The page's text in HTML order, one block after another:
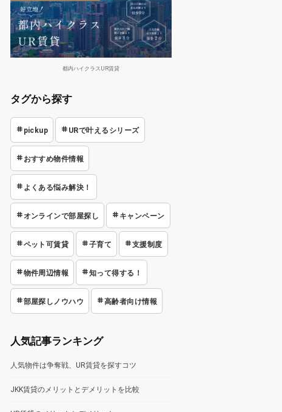
都内ハイクラスUR賃貸
タグから探す
pickup URで叶えるシリーズ
おすすめ物件情報
よくある悩み解決！
オンラインで部屋探し キャンペーン
ペット可賃貸 子育て 支援制度
物件周辺情報 知って得する！
部屋探しノウハウ 高齢者向け情報
人気記事ランキング
人気物件は争奪戦、UR賃貸を探すコツ
JKK賃貸のメリットとデメリットを比較